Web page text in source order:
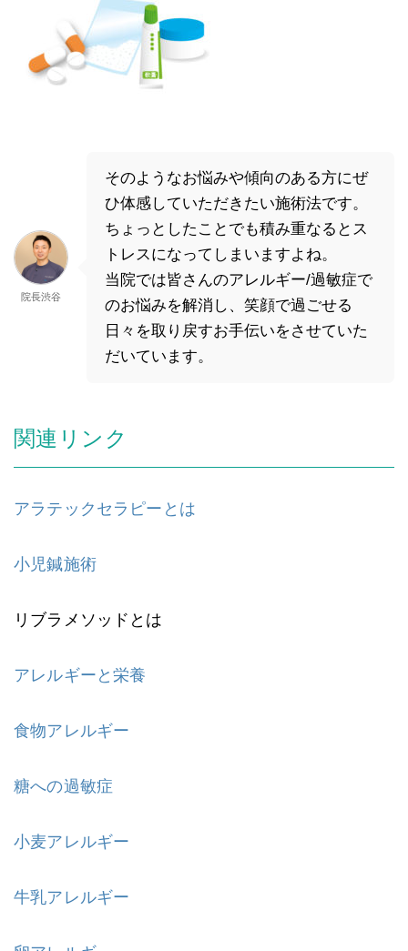
院長渋谷
そのようなお悩みや傾向のある方にぜ
ひ体感していただきたい施術法です。
ちょっとしたことでも積み重なるとス
トレスになってしまいますよね。
当院では皆さんのアレルギー/過敏症で
のお悩みを解消し、笑顔で過ごせる
日々を取り戻すお手伝いをさせていた
だいています。
関連リンク
アラテックセラピーとは
小児鍼施術
リブラメソッドとは
アレルギーと栄養
食物アレルギー
糖への過敏症
小麦アレルギー
牛乳アレルギー